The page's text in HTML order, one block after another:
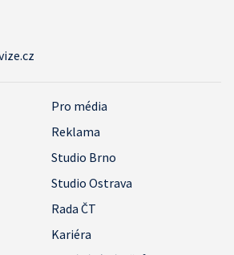
Pro média
Reklama
Studio Brno
Studio Ostrava
Rada ČT
Kariéra